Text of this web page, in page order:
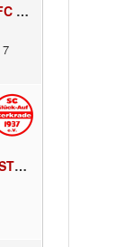
SC GLÜCK AUF STERKRADE - 1. FC MÜLHEIM
1. FC MÜLHEIM - SC GLÜCK AUF STERKRADE